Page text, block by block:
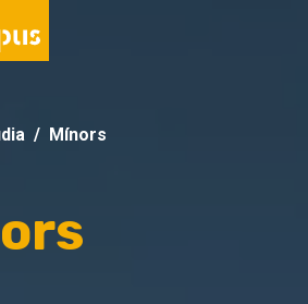
Mínors